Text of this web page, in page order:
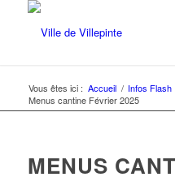
Vous êtes ici : Accueil / Infos Flash
Menus cantine Février 2025
MENUS